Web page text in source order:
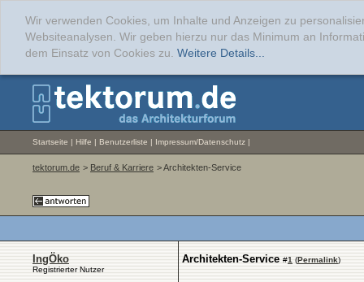
Wir verwenden Cookies, um Inhalte und Anzeigen zu
Websiteanalysen. Wir geben hierzu nur das Minimum an
dem Einsatz von Cookies zu. Weitere Details...
Startseite | Hilfe | Benutzerliste | Impressum/Datenschutz |
tektorum.de > Beruf & Karriere > Architekten-Service
IngÖko
Registrierter Nutzer
Architekten-Service #1 (Permalink)